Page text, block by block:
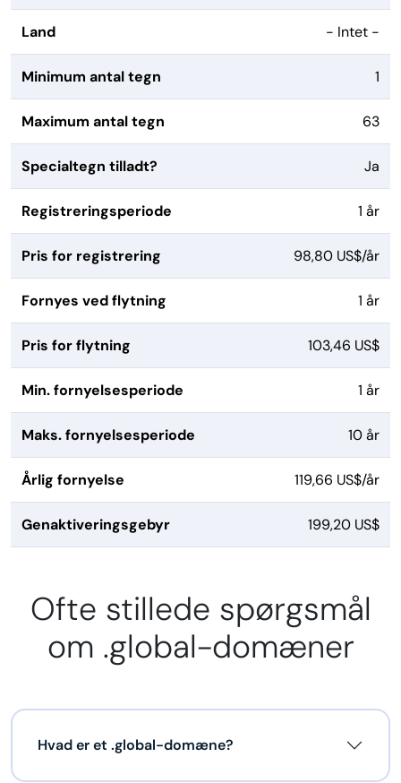
Land - Intet -
Minimum antal tegn 1
Maximum antal tegn 63
Specialtegn tilladt? Ja
Registreringsperiode 1 år
Pris for registrering 98,80 US$/år
Fornyes ved flytning 1 år
Pris for flytning 103,46 US$
Min. fornyelsesperiode 1 år
Maks. fornyelsesperiode 10 år
Årlig fornyelse 119,66 US$/år
Genaktiveringsgebyr 199,20 US$
Ofte stillede spørgsmål
om .global-domæner
Hvad er et .global-domæne?